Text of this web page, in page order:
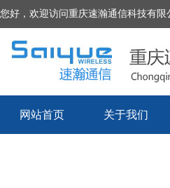
您好，欢迎访问重庆速瀚通信科技有限
网站首页 关于我们